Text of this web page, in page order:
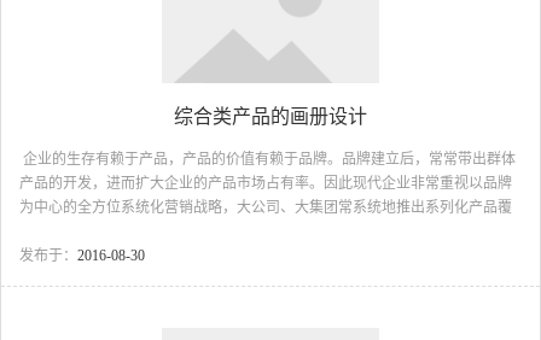
综合类产品的画册设计
企业的生存有赖于产品，产品的价值有赖于品牌。品牌建立后，常常带出群体
产品的开发，进而扩大企业的产品市场占有率。因此现代企业非常重视以品牌
为中心的全方位系统化营销战略，大公司、大集团常系统地推出系列化产品覆
产品画册的设计，一般从两个方面进行：一是对单品牌多产品的设计，一般以
发布于： 2016-08-30